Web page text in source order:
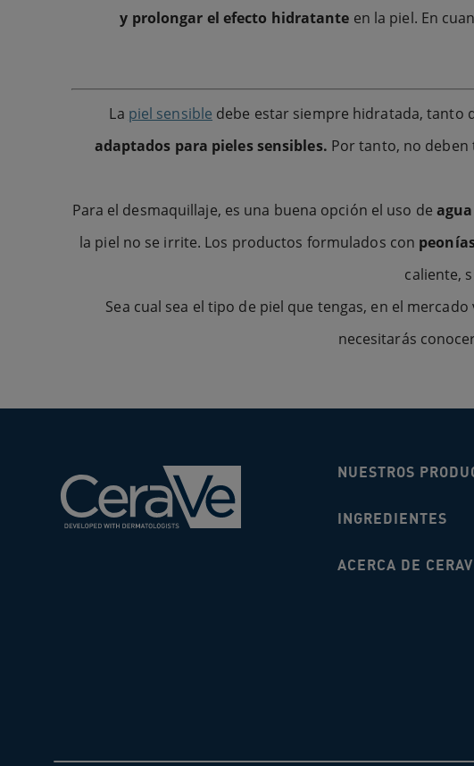
y prolongar el efecto hidratante en la piel. En
La piel sensible debe estar siempre hidratada, tanto
adaptados para pieles sensibles. Por tanto, no deben
Para el desmaquillaje, es una buena opción el uso de
la piel no se irrite. Los productos formulados con
caliente,
Sea cual sea el tipo de piel que tengas, en el
necesitarás
NUESTROS
INGREDIENTES
ACERCA DE